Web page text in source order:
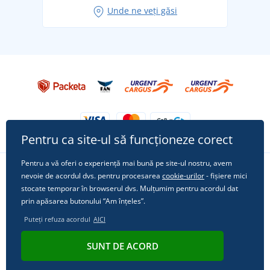
Tricoul preferat City în rol principal: ținute pentru
Unde ne veți găsi
Urmărește-ne pe rețelele sociale
© 2011 - 2026, Dual Trade s.r.o. | Din punct de vedere tehnic oferă
Pentru ca site-ul să funcționeze corect
Pentru a vă oferi o experiență mai bună pe site-ul nostru, avem
nevoie de acordul dvs. pentru procesarea cookie-urilor- fișiere mici
stocate temporar în browserul dvs. Mulțumim pentru acordul dat
prin apăsarea butonului “Am înțeles”.
Puteți refuza acordul AICI
SUNT DE ACORD